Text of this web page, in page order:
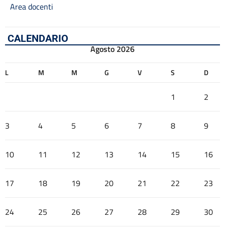
Area docenti
CALENDARIO
Agosto 2026
L M M G V S D
1 2
3 4 5 6 7 8 9
10 11 12 13 14 15 16
17 18 19 20 21 22 23
24 25 26 27 28 29 30